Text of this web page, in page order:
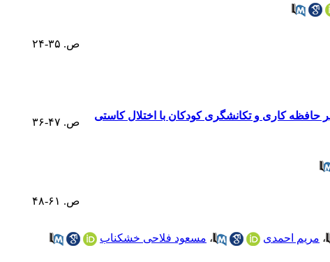
ص. ۳۵-۲۴
کاری و تکانشگری کودکان با اختلال کاستی
ص. ۴۷-۳۶
ص. ۶۱-۴۸
، مریم احمدی ، مسعود فلاحی خشکناب